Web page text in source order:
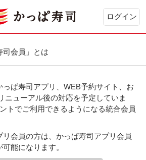
ログイン
司会員」とは
ぱ寿司アプリ、WEB予約サイト、お
ニューアル後の対応を予定していま
トでご利用できるようになる統合会員
会員の方は、かっぱ寿司アプリ会員
能になります。